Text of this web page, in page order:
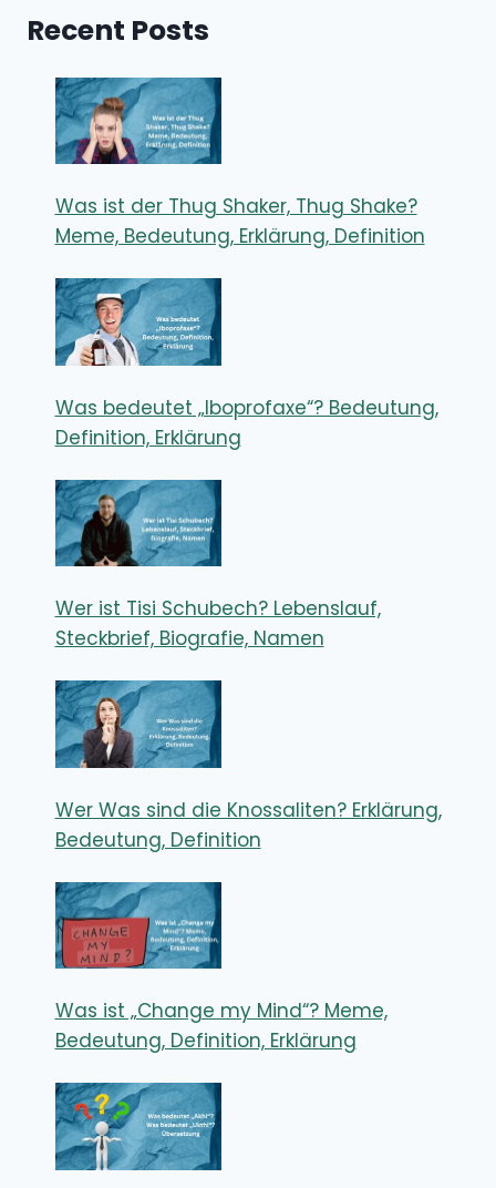
Recent Posts
Was ist der Thug Shaker, Thug Shake?
Meme, Bedeutung, Erklärung, Definition
Was bedeutet „Iboprofaxe“? Bedeutung,
Definition, Erklärung
Wer ist Tisi Schubech? Lebenslauf,
Steckbrief, Biografie, Namen
Wer Was sind die Knossaliten? Erklärung,
Bedeutung, Definition
Was ist „Change my Mind“? Meme,
Bedeutung, Definition, Erklärung